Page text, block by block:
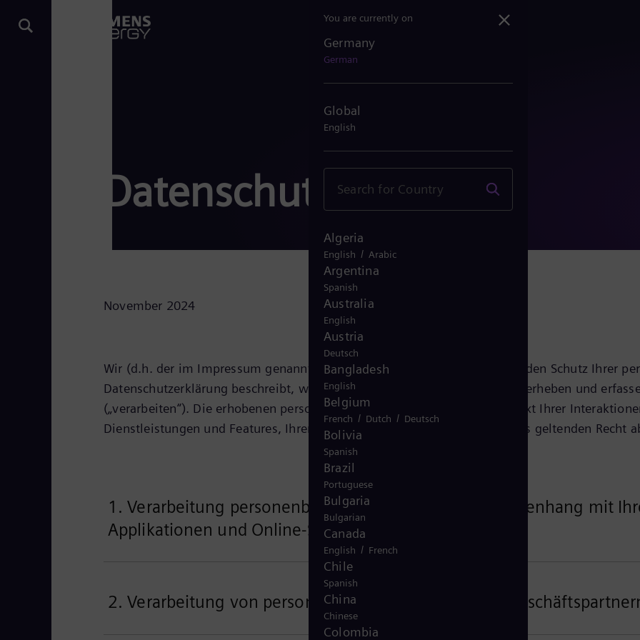
Datenschutzerklärung
November 2024
Wir (d.h. der im Impressum genannte Betreiber dieser Webseite) nehmen den Schutz Ihrer
Datenschutzerklärung beschreibt, wie wir Ihre personenbezogenen Daten erheben und
(„verarbeiten“). Die erhobenen personenbezogenen Daten sind vom Kontext Ihrer
Dienstleistungen und Features, Ihrem Standort und Sitz sowie dem jeweils geltenden Recht
1. Verarbeitung personenbezogener Daten im Zusammenhang mit
Applikationen und Online-Services
2. Verarbeitung von personenbezogenen Daten von
You are currently on
Germany
German
Global
English
Algeria
English / Arabic
Argentina
Spanish
Australia
English
Austria
Deutsch
Bangladesh
English
Belgium
French / Dutch / Deutsch
Bolivia
Spanish
Brazil
Portuguese
Bulgaria
Bulgarian
Canada
English / French
Chile
Spanish
China
Chinese
Colombia